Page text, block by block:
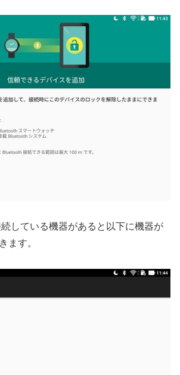
している機器があると以下に機器が
ます。